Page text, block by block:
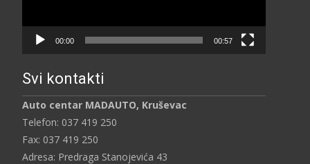
00:00 00:57
Svi kontakti
Auto centar MADAUTO, Kruševac
Telefon: 037 419 250
Fax: 037 419 250
Adresa: Predraga Stanojevića 43